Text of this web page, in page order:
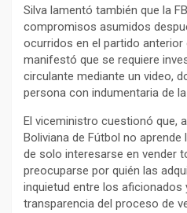
Silva lamentó también que la
compromisos asumidos
ocurridos en el partido
manifestó que se requiere
circulante mediante un video,
persona con indumentaria de
El viceministro cuestionó que,
Boliviana de Fútbol no
de solo interesarse en vender
preocuparse por quién las
inquietud entre los aficionados
transparencia del proceso de